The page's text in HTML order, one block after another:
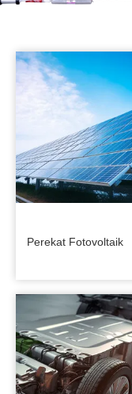
Perekat Fotovoltaik